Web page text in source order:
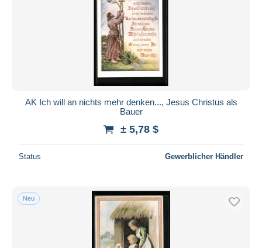
AK Ich will an nichts mehr denken..., Jesus Christus als
Bauer
± 5,78 $
Status Gewerblicher Händler
Neu